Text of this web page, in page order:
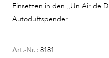
Einsetzen in den „Un Air de
Autoduftspender.
Art.-Nr.: 8181